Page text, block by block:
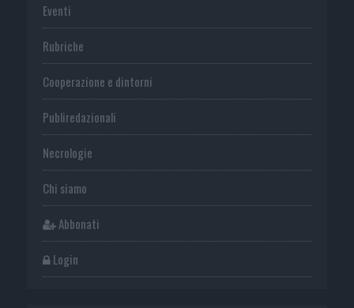
Eventi
Rubriche
Cooperazione e dintorni
Publiredazionali
Necrologie
Chi siamo
Abbonati
Login